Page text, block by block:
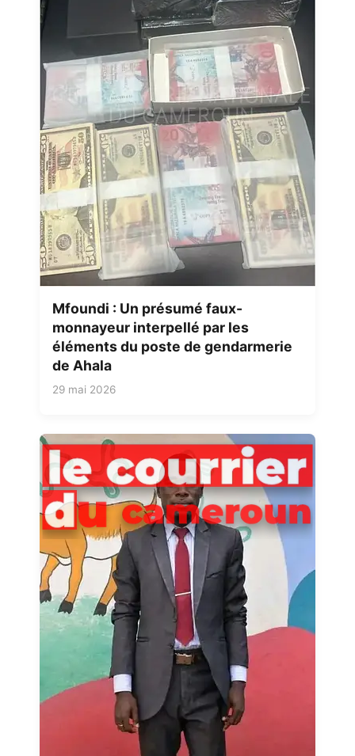
Mfoundi : Un présumé faux-
monnayeur interpellé par les
éléments du poste de gendarmerie
de Ahala
29 mai 2026